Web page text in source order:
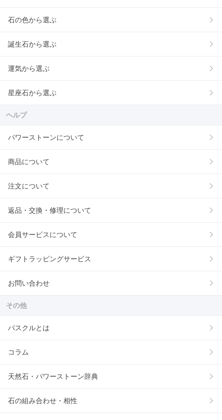
石の色から選ぶ
誕生石から選ぶ
運気から選ぶ
星座石から選ぶ
ヘルプ
パワーストーンについて
商品について
注文について
返品・交換・修理について
会員サービスについて
ギフトラッピングサービス
お問い合わせ
その他
パスクルとは
コラム
天然石・パワーストーン辞典
石の組み合わせ・相性